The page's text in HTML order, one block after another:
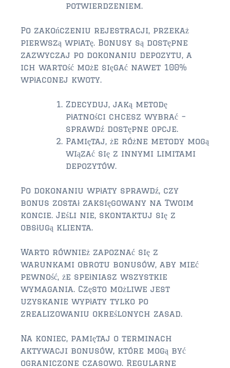
$500,000 – $750,000
$1,000,000 – $2,000,000
$2,000,000 and up
$150,000 and down
$150,000 – $350,000
$350,000 – $500,000
$500,000 – $750,000
$750,000 – $1,000,000
$1,000,000 -$2,000,000
$2,000,000 and up
FLEMING ISLAND
$150,000 – $350,000
$350,000 – $500,000
$500,000 – $750,000
potwierdzeniem.
Po zakończeniu rejestracji, przekaż
pierwszą wpłatę. Bonusy są dostępne
zazwyczaj po dokonaniu depozytu, a
ich wartość może sięgać nawet 100%
wpłaconej kwoty.
Zdecyduj, jaką metodę
płatności chcesz wybrać –
sprawdź dostępne opcje.
Pamiętaj, że różne metody mogą
wiązać się z innymi limitami
depozytów.
Po dokonaniu wpłaty sprawdź, czy
bonus został zaksięgowany na Twoim
koncie. Jeśli nie, skontaktuj się z
obsługą klienta.
Warto również zapoznać się z
warunkami obrotu bonusów, aby mieć
pewność, że spełniasz wszystkie
wymagania. Często możliwe jest
uzyskanie wypłaty tylko po
zrealizowaniu określonych zasad.
Na koniec, pamiętaj o terminach
aktywacji bonusów, które mogą być
ograniczone czasowo. Regularne